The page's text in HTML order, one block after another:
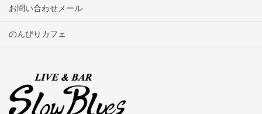
お問い合わせメール
のんびりカフェ